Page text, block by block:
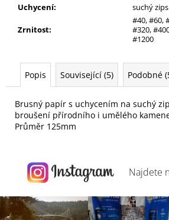
Uchycení: suchý zips
Zrnitost:
#40, #60,
#320,
#1200
Popis Související (5) Podobné
Brusný papír s uchycením na suchý
broušení přírodního i umělého
Průměr 125mm
Najdete